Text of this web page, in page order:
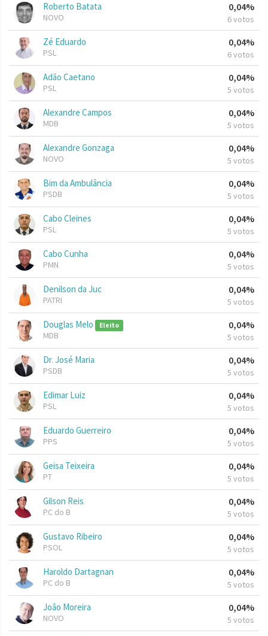
Roberto Batata
NOVO
0,04%
6 votos
Zé Eduardo
PSL
0,04%
6 votos
Adão Caetano
PSL
0,04%
5 votos
Alexandre Campos
MDB
0,04%
5 votos
Alexandre Gonzaga
NOVO
0,04%
5 votos
Bim da Ambulância
PSDB
0,04%
5 votos
Cabo Cleines
PSL
0,04%
5 votos
Cabo Cunha
PMN
0,04%
5 votos
Denilson da Juc
PATRI
0,04%
5 votos
Douglas Melo Eleito
MDB
0,04%
5 votos
Dr. José Maria
PSDB
0,04%
5 votos
Edimar Luiz
PSL
0,04%
5 votos
Eduardo Guerreiro
PPS
0,04%
5 votos
Geisa Teixeira
PT
0,04%
5 votos
Gilson Reis
PC do B
0,04%
5 votos
Gustavo Ribeiro
PSOL
0,04%
5 votos
Haroldo Dartagnan
PC do B
0,04%
5 votos
João Moreira
NOVO
0,04%
5 votos